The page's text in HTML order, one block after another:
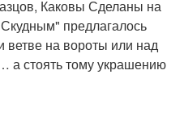
Каковы Сделаны на
предлагалось
ветве на вороты или над
а стоять тому украшению